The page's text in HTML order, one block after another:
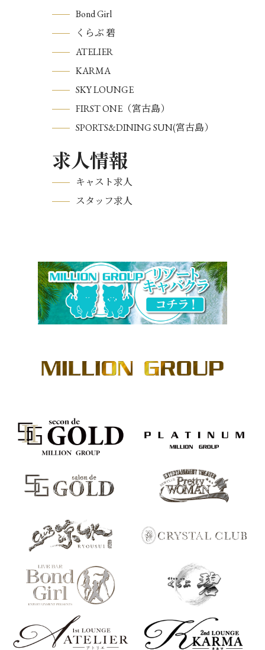
Bond Girl
くらぶ 碧
ATELIER
KARMA
SKY LOUNGE
FIRST ONE（宮古島）
SPORTS&DINING SUN(宮古島）
求人情報
キャスト求人
スタッフ求人